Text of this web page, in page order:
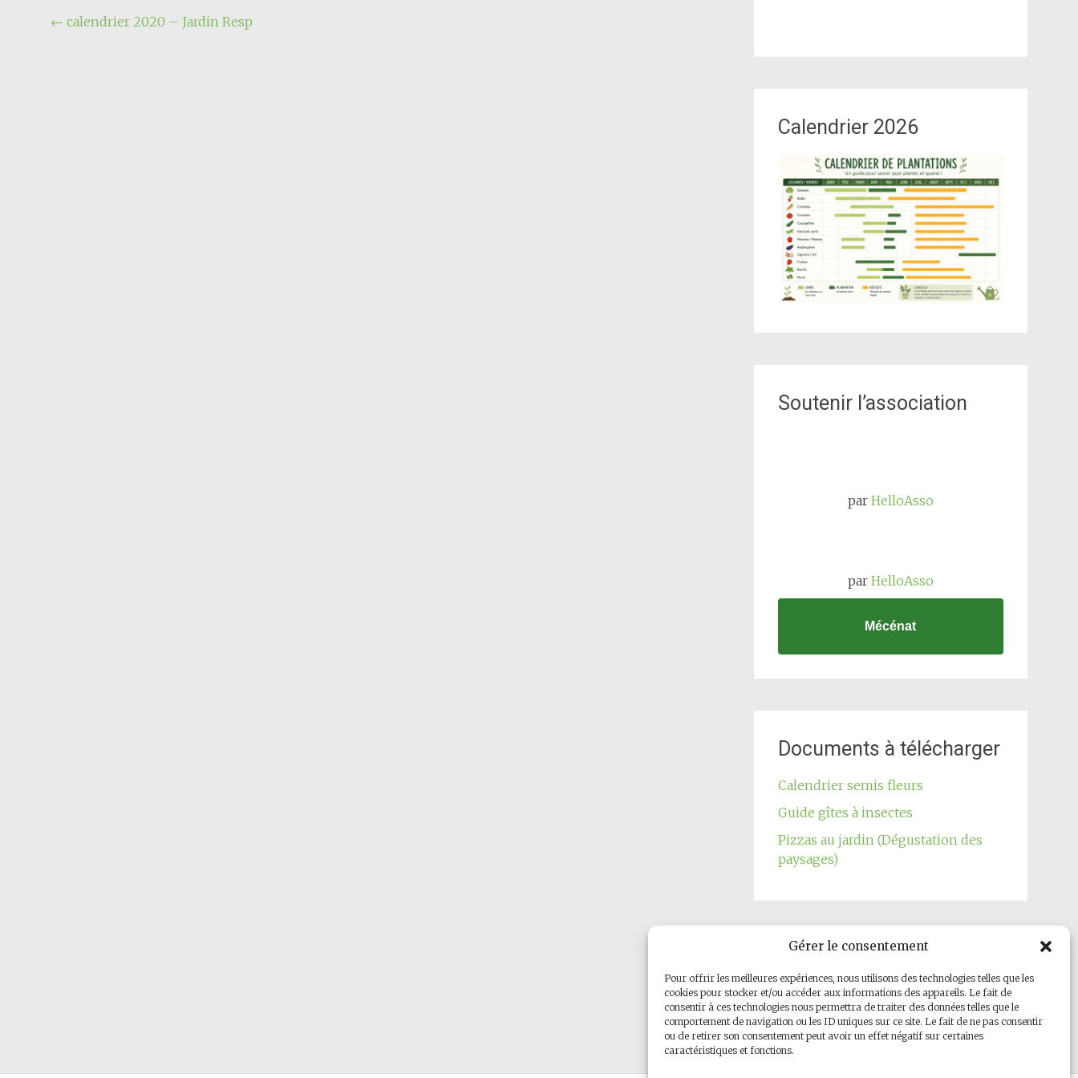
Gérer le consentement
Pour offrir les meilleures expériences, nous utilisons des technologies telles que les
cookies pour stocker et/ou accéder aux informations des appareils. Le fait de
consentir à ces technologies nous permettra de traiter des données telles que le
comportement de navigation ou les ID uniques sur ce site. Le fait de ne pas consentir
ou de retirer son consentement peut avoir un effet négatif sur certaines
caractéristiques et fonctions.
Navigation
← calendrier 2020 – Jardin Resp
Calendrier 2026
Soutenir l’association
par HelloAsso
par HelloAsso
Mécénat
Documents à télécharger
Calendrier semis fleurs
Guide gîtes à insectes
Pizzas au jardin (Dégustation des
paysages)
Notre page Facebook